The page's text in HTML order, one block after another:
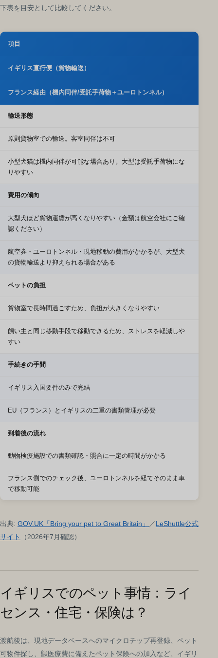
下表を目安として比較してください。
項目
イギリス直行便（貨物輸送）
フランス経由（機内同伴/受託手荷物＋ユーロトンネル）
輸送形態
原則貨物室での輸送。客室同伴は不可
小型犬猫は機内同伴が可能な場合あり。大型は受託手荷物にな
りやすい
費用の傾向
大型犬ほど貨物運賃が高くなりやすい（金額は航空会社にご確
認ください）
航空券・ユーロトンネル・現地移動の費用がかかるが、大型犬
の貨物輸送より抑えられる場合がある
ペットの負担
貨物室で長時間過ごすため、負担が大きくなりやすい
飼い主と同じ移動手段で移動できるため、ストレスを軽減しや
すい
手続きの手間
イギリス入国要件のみで完結
EU（フランス）とイギリスの二重の書類管理が必要
到着後の流れ
動物検疫施設での書類確認・照合に一定の時間がかかる
フランス側でのチェック後、ユーロトンネルを経てそのまま車
で移動可能
出典: GOV.UK「Bring your pet to Great Britain」 ／LeShuttle公式
サイト
（2026年7月確認）
イギリスでのペット事情：ライ
センス・住宅・保険は？
渡航後は、現地データベースへのマイクロチップ再登録、ペット
可物件探し、獣医療費に備えたペット保険への加入など、イギリ